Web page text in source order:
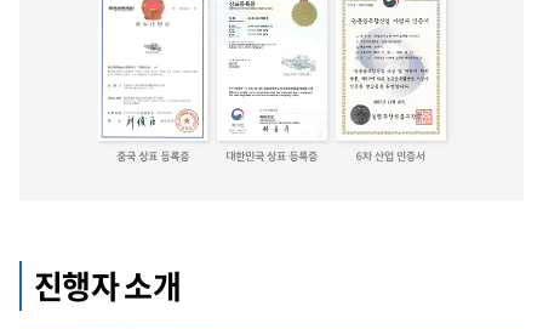
진행자 소개